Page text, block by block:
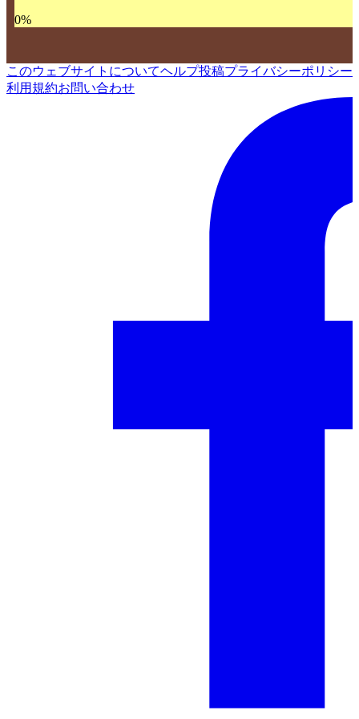
0%
このウェブサイトについてヘルプ投稿プライバシーポリシー
利用規約お問い合わせ